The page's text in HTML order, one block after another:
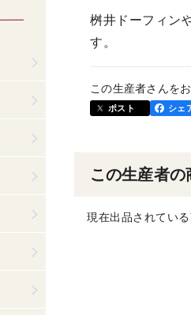
桝井ドーフィン
す。
この生産者さんを
ポスト シェ
この生産者の
現在出品されている